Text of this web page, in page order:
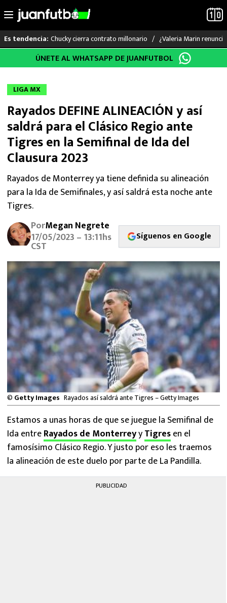
al
Es tendencia: Chucky cierra contrato millonario ¿Valeria Marin
LO ÚLTIMO
LIGA MX
RAYADOS
PUMAS
ATLANTE
SELECCIÓN MEXICANA
FUTBOL INTERNACIONAL
MEXICANOS EN EL EXTRANJERO
FUTBOL ESTUFA
FÓRMULA 1
BOXEO
LIGA MX
NFL
ÚNETE AL WHATSAPP DE JUANFUTBOL
LIGA MX
Rayados DEFINE ALINEACIÓN y así
saldrá para el Clásico Regio ante
Tigres en la Semifinal de Ida del
Clausura 2023
Rayados de Monterrey ya tiene definida su alineación
para la Ida de Semifinales, y así saldrá esta noche ante
Tigres.
PorMegan Negrete
17/05/2023 – 13:11hs
CST
Síguenos en Google
© Getty Images Rayados así saldrá ante Tigres – Getty Images
Estamos a unas horas de que se juegue la Semifinal de
Ida entreRayados de MonterreyyTigresen el
famosísimo Clásico Regio. Y justo por eso les traemos
la alineación de este duelo por parte de La Pandilla.
PUBLICIDAD